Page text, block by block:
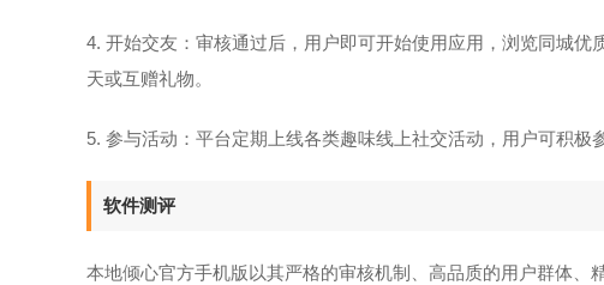
4. 开始交友：审核通过后，用户即可开始使用应用，浏览同城
天或互赠礼物。
5. 参与活动：平台定期上线各类趣味线上社交活动，用户可积极
软件测评
本地倾心官方手机版以其严格的审核机制、高品质的用户群体